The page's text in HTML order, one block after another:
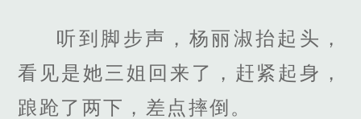
听到脚步声，杨丽淑抬起头，
看见是她三姐回来了，赶紧起身，
踉跄了两下，差点摔倒。